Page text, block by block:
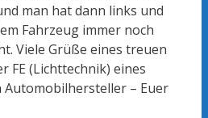
man hat dann links und
Fahrzeug immer noch
Viele Grüße eines treuen
FE (Lichttechnik) eines
Automobilhersteller – Euer